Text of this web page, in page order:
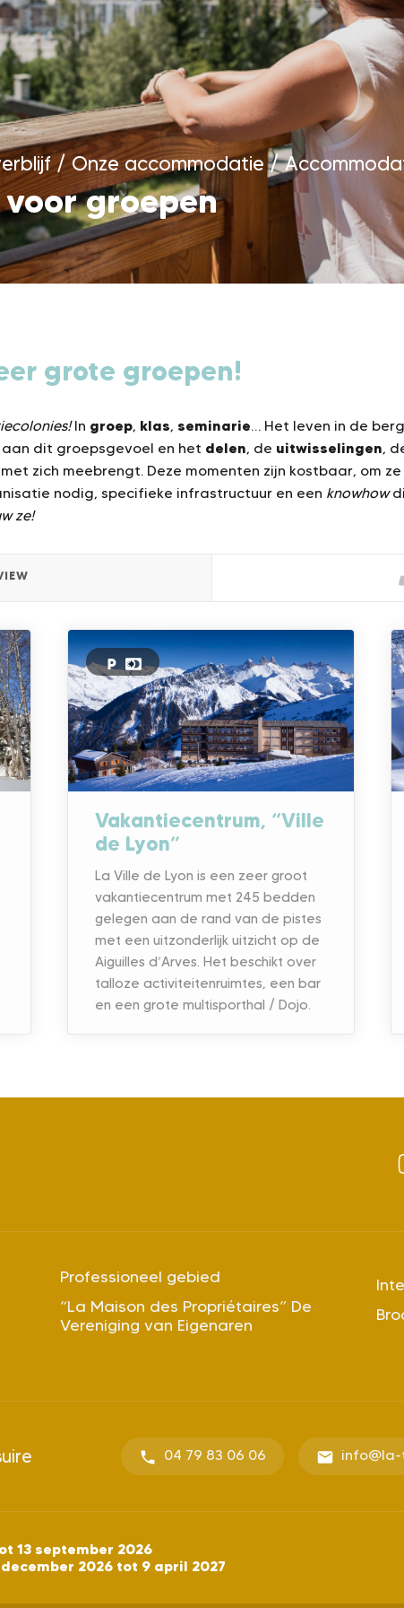
/Onze accommodatie/
groepen
grote groepen!
In groep, klas, seminarie… Het leven in de
dit groepsgevoel en het delen, de uitwisselingen,
zich meebrengt. Deze momenten zijn kostbaar, om
nodig, specifieke infrastructuur en een knowhow
ze!
Vakantiecentrum, “Ville
de Lyon”
La Ville de Lyon is een zeer groot
vakantiecentrum met 245 bedden
gelegen aan de rand van de pistes
met een uitzonderlijk uitzicht op de
Aiguilles d’Arves. Het beschikt over
talloze activiteitenruimtes, een bar
en een grote multisporthal / Dojo.
Professioneel gebied
“La Maison des Propriétaires” De
Vereniging van Eigenaren
04 79 83 06 06 info@la-
13 september 2026
december 2026 tot 9 april 2027